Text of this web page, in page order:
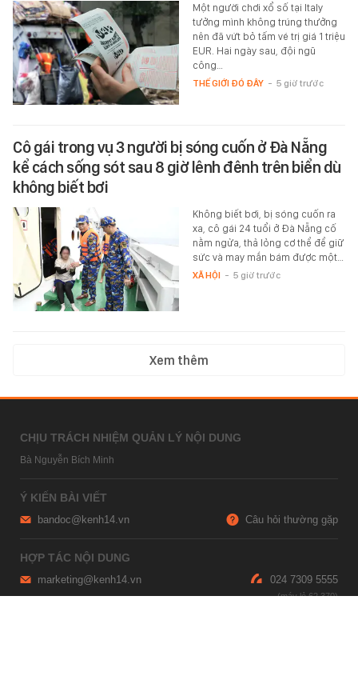
Một người chơi xổ số tại Italy
tưởng mình không trúng thưởng
nên đã vứt bỏ tấm vé trị giá 1 triệu
EUR. Hai ngày sau, đội ngũ
công…
THẾ GIỚI ĐÓ ĐÂY - 5 giờ trước
Cô gái trong vụ 3 người bị sóng cuốn ở Đà Nẵng
kể cách sống sót sau 8 giờ lênh đênh trên biển dù
không biết bơi
Không biết bơi, bị sóng cuốn ra
xa, cô gái 24 tuổi ở Đà Nẵng cố
nằm ngửa, thả lỏng cơ thể để giữ
sức và may mắn bám được một…
XÃ HỘI - 5 giờ trước
Xem thêm
CHỊU TRÁCH NHIỆM QUẢN LÝ NỘI DUNG
Bà Nguyễn Bích Minh
Ý KIẾN BÀI VIẾT
bandoc@kenh14.vn Câu hỏi thường gặp
HỢP TÁC NỘI DUNG
marketing@kenh14.vn 024 7309 5555